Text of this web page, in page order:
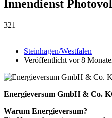
Innendienst
321
Steinhagen/Westfalen
Veröffentlicht vor 8
Energieversum GmbH & Co.
Warum Energieversum?